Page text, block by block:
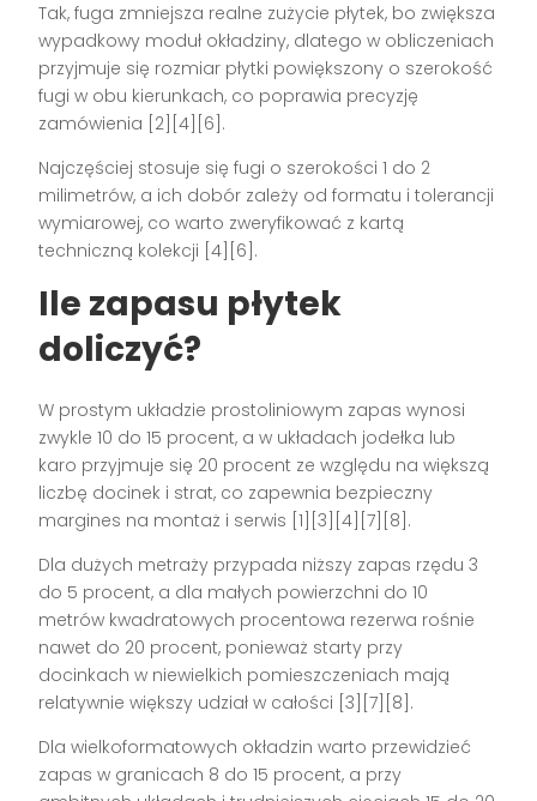
Tak, fuga zmniejsza realne zużycie płytek, bo zwiększa
wypadkowy moduł okładziny, dlatego w obliczeniach
przyjmuje się rozmiar płytki powiększony o szerokość
fugi w obu kierunkach, co poprawia precyzję
zamówienia [2][4][6].
Najczęściej stosuje się fugi o szerokości 1 do 2
milimetrów, a ich dobór zależy od formatu i tolerancji
wymiarowej, co warto zweryfikować z kartą
techniczną kolekcji [4][6].
Ile zapasu płytek
doliczyć?
W prostym układzie prostoliniowym zapas wynosi
zwykle 10 do 15 procent, a w układach jodełka lub
karo przyjmuje się 20 procent ze względu na większą
liczbę docinek i strat, co zapewnia bezpieczny
margines na montaż i serwis [1][3][4][7][8].
Dla dużych metraży przypada niższy zapas rzędu 3
do 5 procent, a dla małych powierzchni do 10
metrów kwadratowych procentowa rezerwa rośnie
nawet do 20 procent, ponieważ starty przy
docinkach w niewielkich pomieszczeniach mają
relatywnie większy udział w całości [3][7][8].
Dla wielkoformatowych okładzin warto przewidzieć
zapas w granicach 8 do 15 procent, a przy